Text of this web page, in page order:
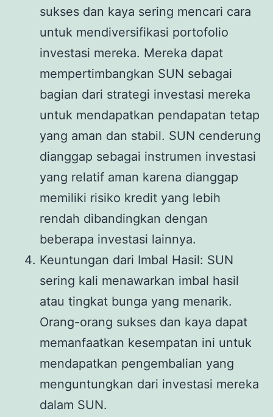
sukses dan kaya sering mencari cara
untuk mendiversifikasi portofolio
investasi mereka. Mereka dapat
mempertimbangkan SUN sebagai
bagian dari strategi investasi mereka
untuk mendapatkan pendapatan tetap
yang aman dan stabil. SUN cenderung
dianggap sebagai instrumen investasi
yang relatif aman karena dianggap
memiliki risiko kredit yang lebih
rendah dibandingkan dengan
beberapa investasi lainnya.
Keuntungan dari Imbal Hasil: SUN
sering kali menawarkan imbal hasil
atau tingkat bunga yang menarik.
Orang-orang sukses dan kaya dapat
memanfaatkan kesempatan ini untuk
mendapatkan pengembalian yang
menguntungkan dari investasi mereka
dalam SUN.